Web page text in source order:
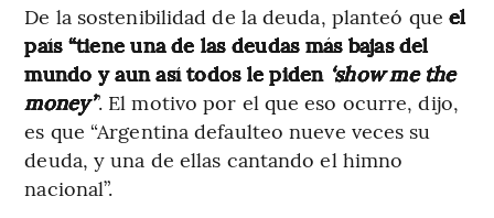
De la sostenibilidad de la deuda, planteó que el
país “tiene una de las deudas más bajas del
mundo y aun así todos le piden‘show me the
money’”. El motivo por el que eso ocurre, dijo,
es que “Argentina defaulteo nueve veces su
deuda, y una de ellas cantando el himno
nacional”.